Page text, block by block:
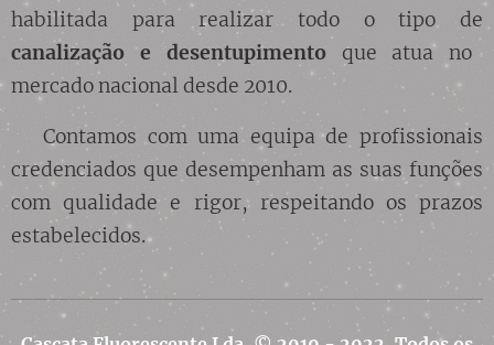
habilitada para realizar todo o tipo de
canalização
e desentupimento que atua no
mercado nacional desde 2010.
Contamos com uma equipa de profissionais
credenciados que desempenham as suas funções
com qualidade e rigor, respeitando os prazos
estabelecidos.